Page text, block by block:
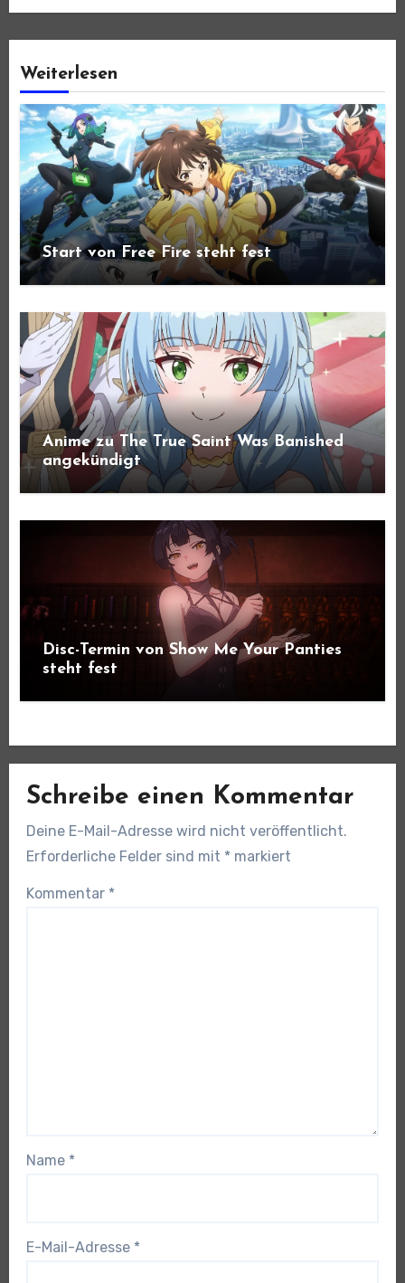
Weiterlesen
Start von Free Fire steht fest
Anime zu The True Saint Was Banished
angekündigt
Disc-Termin von Show Me Your Panties
steht fest
Schreibe einen Kommentar
Deine E-Mail-Adresse wird nicht veröffentlicht.
Erforderliche Felder sind mit * markiert
Kommentar *
Name *
E-Mail-Adresse *